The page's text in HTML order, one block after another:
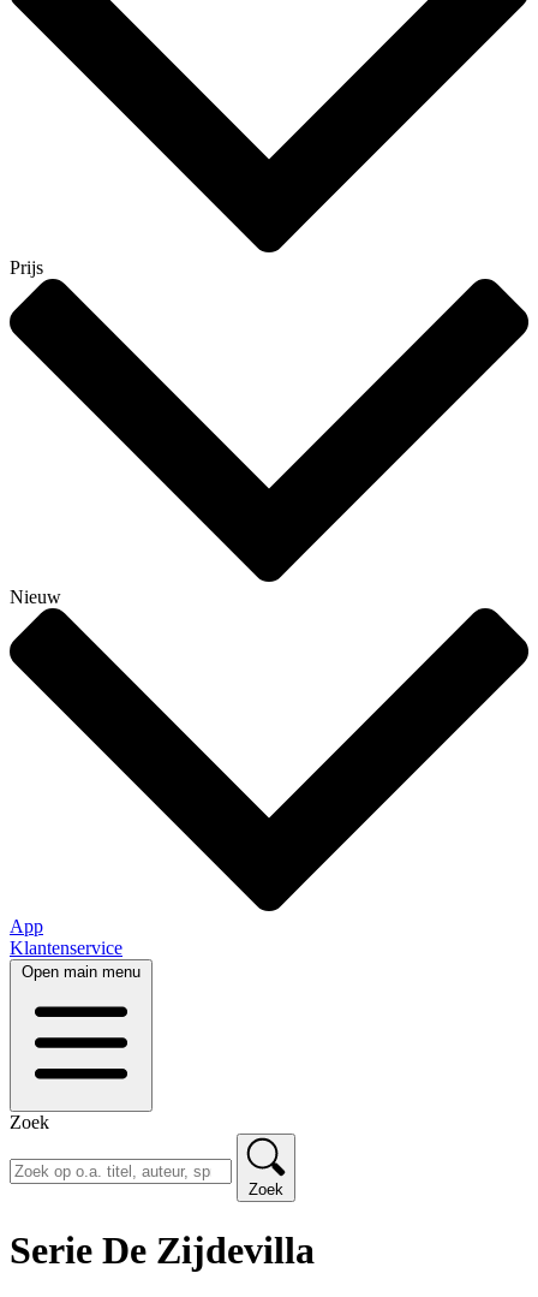
Prijs
Nieuw
App
Klantenservice
Open main menu
Zoek
Zoek
Serie De Zijdevilla